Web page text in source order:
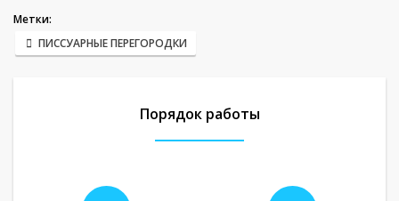
Метки:
ПИССУАРНЫЕ ПЕРЕГОРОДКИ
Порядок работы